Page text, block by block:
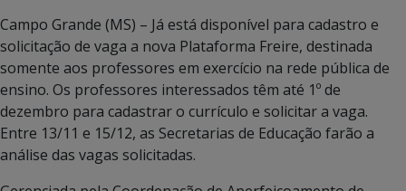
Campo Grande (MS) – Já está disponível para cadastro e
solicitação de vaga a nova Plataforma Freire, destinada
somente aos professores em exercício na rede pública de
ensino. Os professores interessados têm até 1º de
dezembro para cadastrar o currículo e solicitar a vaga.
Entre 13/11 e 15/12, as Secretarias de Educação farão a
análise das vagas solicitadas.